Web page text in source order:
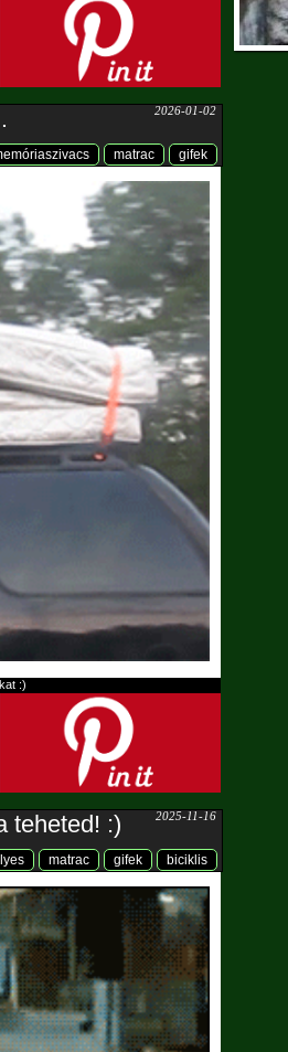
2026-01-02
gifek
matrac
:)
2025-11-16
teheted! :)
biciklis
gifek
matrac